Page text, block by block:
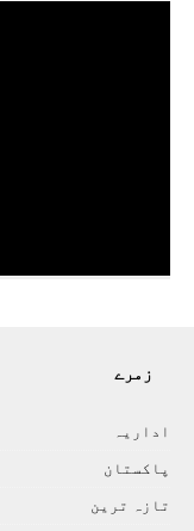
زمرے
اداريہ
پاکستان
تازہ ترين